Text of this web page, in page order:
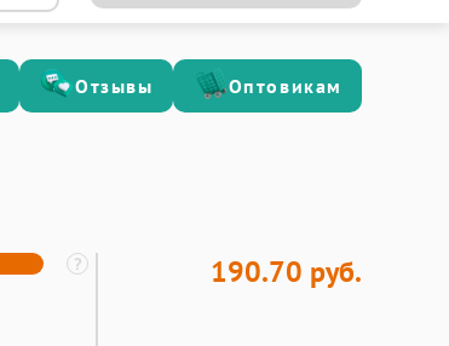
Отзывы Оптовикам
190.70 руб.